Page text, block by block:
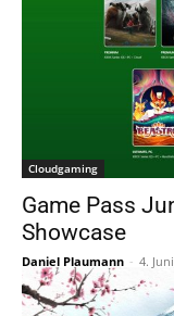
Cloudgaming
Game Pass
Showcase
Daniel Plaumann - 4.